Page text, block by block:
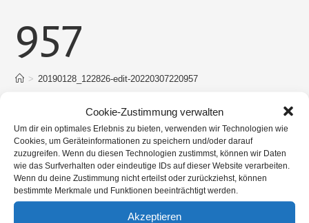
Cookie-Zustimmung verwalten
Um dir ein optimales Erlebnis zu bieten, verwenden wir Technologien wie
Cookies, um Geräteinformationen zu speichern und/oder darauf
zuzugreifen. Wenn du diesen Technologien zustimmst, können wir Daten
wie das Surfverhalten oder eindeutige IDs auf dieser Website verarbeiten.
Wenn du deine Zustimmung nicht erteilst oder zurückziehst, können
bestimmte Merkmale und Funktionen beeinträchtigt werden.
Akzeptieren
957
> 20190128_122826-edit-20220307220957